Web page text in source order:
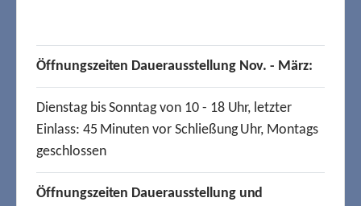
Öffnungszeiten Dauerausstellung Nov. - März:
Dienstag bis Sonntag von 10 - 18 Uhr, letzter
Einlass: 45 Minuten vor Schließung Uhr, Montags
geschlossen
Öffnungszeiten Dauerausstellung und